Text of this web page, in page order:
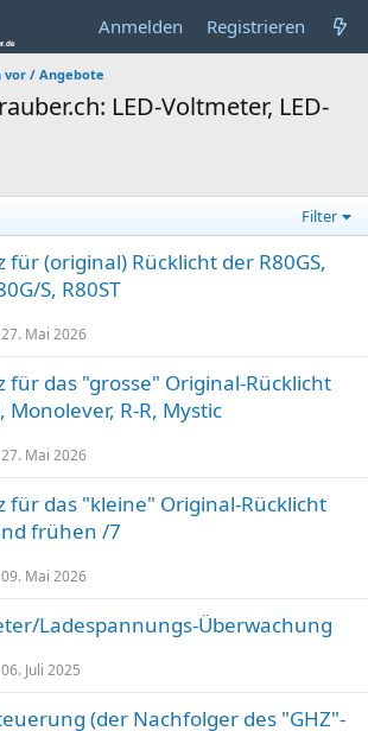
Anmelden Registrieren
vor / Angebote
LED-Voltmeter, LED-
Filter
für (original) Rücklicht der R80GS,
S, R80ST
27. Mai 2026
für das "grosse" Original-Rücklicht
Monolever, R-R, Mystic
27. Mai 2026
für das "kleine" Original-Rücklicht
frühen /7
09. Mai 2026
Ladespannungs-Überwachung
06. Juli 2025
(der Nachfolger des "GHZ"-